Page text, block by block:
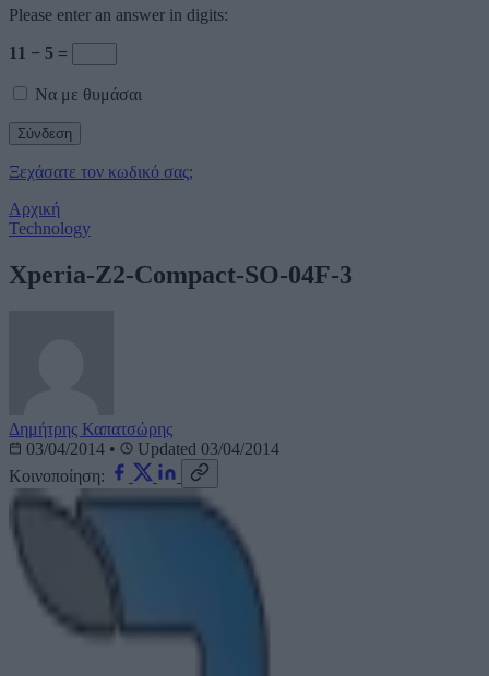
Please enter an answer in digits:
11 − 5 =
Να με θυμάσαι
Ξεχάσατε τον κωδικό σας;
Αρχική
Technology
Xperia-Z2-Compact-SO-04F-3
Δημήτρης Καπατσώρης
03/04/2014 •
Updated 03/04/2014
Κοινοποίηση: